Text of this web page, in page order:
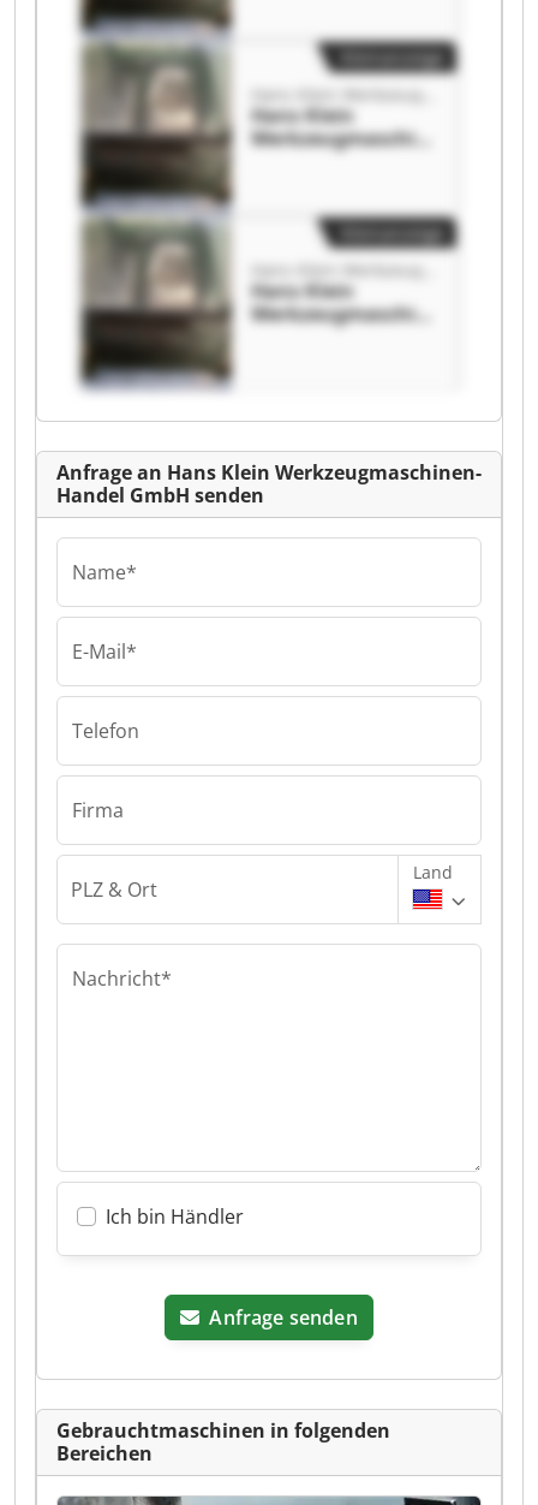
Werkzeugmaschin
en-Handel GmbH
Hans Klein
Werkzeugmaschin
en-Handel GmbH
Werkzeugmaschin
en-Handel GmbH
Kleinanzeige
Hans Klein
Werkzeugmaschin
en-Handel GmbH
Kleinanzeige
Anfrage an Hans Klein Werkzeugmaschinen-
Handel GmbH senden
Name*
E-Mail*
Telefon
Firma
PLZ & Ort
Land
Nachricht*
Ich bin Händler
Anfrage senden
Gebrauchtmaschinen in folgenden
Bereichen